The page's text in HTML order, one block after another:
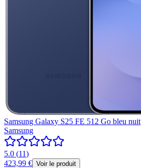
Samsung Galaxy S25 FE 512 Go bleu nuit
Samsung
5.0 (11)
423,99 € Voir le produit